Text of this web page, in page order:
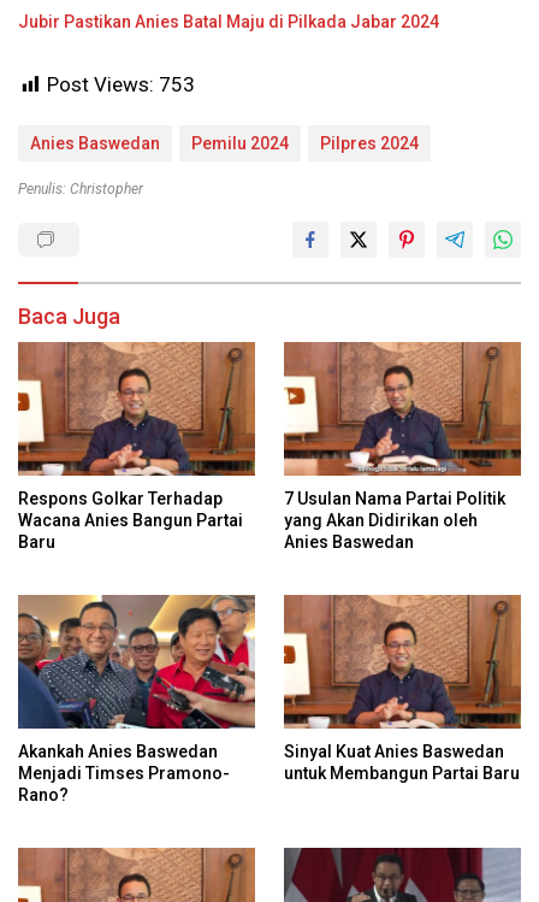
Jubir Pastikan Anies Batal Maju di Pilkada Jabar 2024
Post Views: 753
Anies Baswedan Pemilu 2024 Pilpres 2024
Penulis: Christopher
Baca Juga
Respons Golkar Terhadap
Wacana Anies Bangun Partai
Baru
7 Usulan Nama Partai Politik
yang Akan Didirikan oleh
Anies Baswedan
Akankah Anies Baswedan
Menjadi Timses Pramono-
Rano?
Sinyal Kuat Anies Baswedan
untuk Membangun Partai Baru